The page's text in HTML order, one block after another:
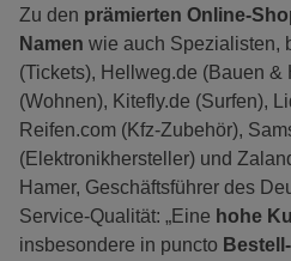
Zu den prämierten Online-
Namen wie auch Spezialisten,
(Tickets), Hellweg.de (Bauen &
(Wohnen), Kitefly.de (Surfen),
Reifen.com (Kfz-Zubehör),
(Elektronikhersteller) und
Hamer, Geschäftsführer des
Service-Qualität: „Eine hohe
insbesondere in puncto